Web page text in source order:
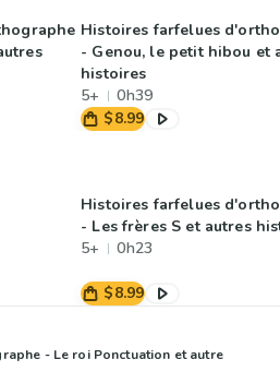
Histoires farfelues
- Genou, le petit hibou et
histoires
5+
0h39
$8.99
Histoires farfelues
- Les frères S et autres
5+
0h23
$8.99
- Le roi Ponctuation et autre